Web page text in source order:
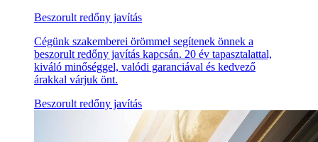
Beszorult redőny javítás
Cégünk szakemberei örömmel segítenek önnek a
beszorult redőny javítás kapcsán. 20 év tapasztalattal,
kiváló minőséggel, valódi garanciával és kedvező
árakkal várjuk önt.
Beszorult redőny javítás